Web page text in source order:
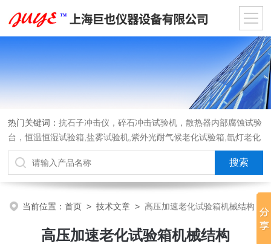
热门关键词：抗石子冲击仪，碎石冲击试验机，散热器内部腐蚀试验
台，恒温恒湿试验箱,盐雾试验机,紫外光耐气候老化试验箱,氙灯老化
试验箱，沙尘试验箱，淋雨试验箱，汽车内饰材料燃烧试验机
当前位置：首页 >技术文章 > 高压加速老化试验箱机械结构
高压加速老化试验箱机械结构